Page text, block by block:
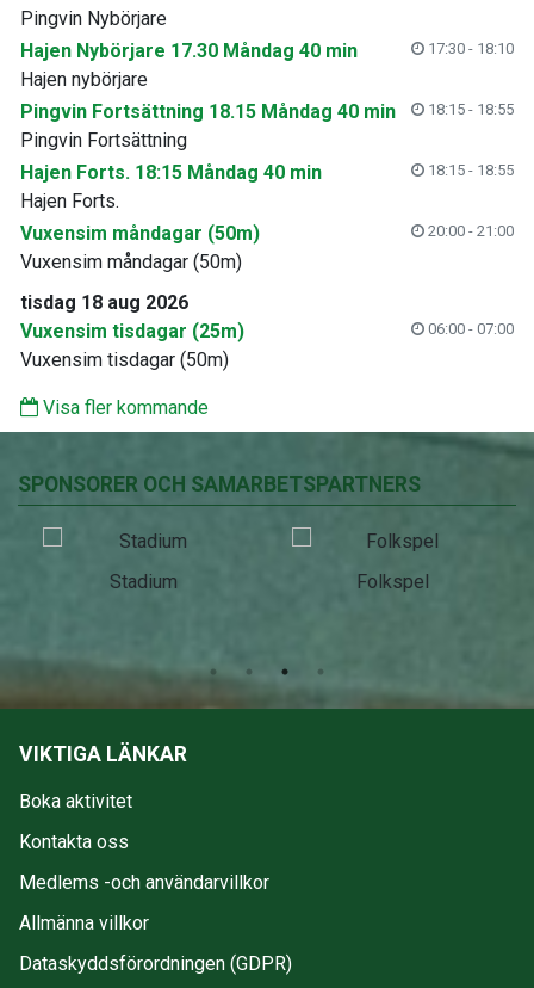
Pingvin Nybörjare
Hajen Nybörjare 17.30 Måndag 40 min
17:30 - 18:10
Hajen nybörjare
Pingvin Fortsättning 18.15 Måndag 40 min
18:15 - 18:55
Pingvin Fortsättning
Hajen Forts. 18:15 Måndag 40 min
18:15 - 18:55
Hajen Forts.
Vuxensim måndagar (50m)
20:00 - 21:00
Vuxensim måndagar (50m)
tisdag 18 aug 2026
Vuxensim tisdagar (25m)
06:00 - 07:00
Vuxensim tisdagar (50m)
Visa fler kommande
SPONSORER OCH SAMARBETSPARTNERS
Stadium Folkspel
VIKTIGA LÄNKAR
Boka aktivitet
Kontakta oss
Medlems -och användarvillkor
Allmänna villkor
Dataskyddsförordningen (GDPR)